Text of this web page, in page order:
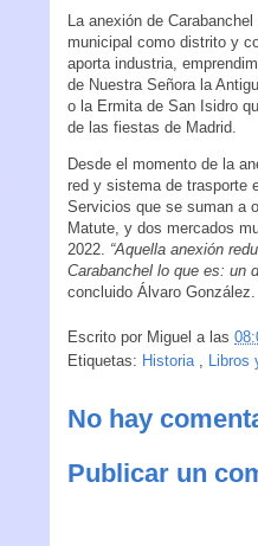
La anexión de
municipal como distrito y
aporta industria,
de Nuestra Señora la
o la Ermita de San Isidro
de las fiestas de Madrid.
Desde el momento de la
red y sistema de trasporte
Servicios que se suman a
Matute, y dos mercados
2022. “Aquella anexión
Carabanchel lo que es: un
concluido Álvaro González.
Escrito por Miguel a las
Etiquetas: Historia , Libros
No hay
Publicar un